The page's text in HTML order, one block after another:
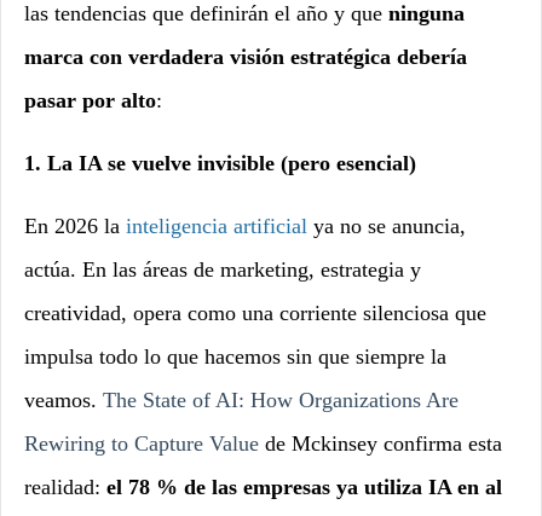
las tendencias que definirán el año y que ninguna
marca con verdadera visión estratégica debería
pasar por alto:
1. La IA se vuelve invisible (pero esencial)
En 2026 la inteligencia artificial ya no se anuncia,
actúa. En las áreas de marketing, estrategia y
creatividad, opera como una corriente silenciosa que
impulsa todo lo que hacemos sin que siempre la
veamos. The State of AI: How Organizations Are
Rewiring to Capture Value de Mckinsey confirma esta
realidad: el 78 % de las empresas ya utiliza IA en al